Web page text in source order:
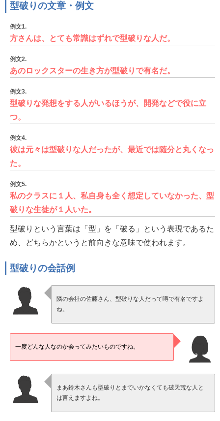
型破りの文章・例文
例文1.
方さんは、とても常識はずれで型破りな人だ。
例文2.
あのロックスターの生き方が型破りで有名だ。
例文3.
型破りな発想をする人がいるほうが、開発などで役に立
つ。
例文4.
彼は元々は型破りな人だったが、最近では随分と丸くなっ
た。
例文5.
私のクラスに１人、私自身も全く想定していなかった、型
破りな生徒が１人いた。
型破りという言葉は「型」を「破る」という表現であるた
め、どちらかというと前向きな意味で使われます。
型破りの会話例
隣の会社の佐藤さん、型破りな人だって噂で有名ですよ
ね。
一度どんな人なのか会ってみたいものですね。
まあ鈴木さんも型破りとまでいかなくても破天荒な人と
は言えますよね。